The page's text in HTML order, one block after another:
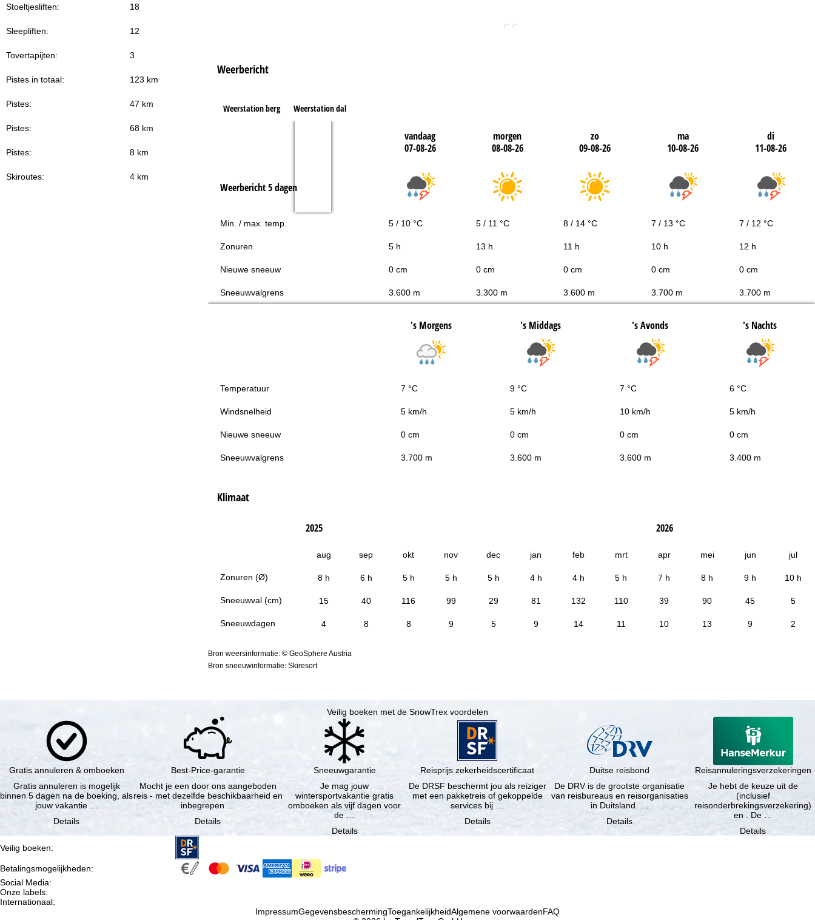
Stoeltjesliften: 18
Sleepliften: 12
Tovertapijten: 3
Pistes in totaal: 123 km
Pistes: 47 km
Pistes: 68 km
Pistes: 8 km
Skiroutes: 4 km
Weerbericht
Weerstation berg Weerstation dal
vandaag
07-08-26
morgen
08-08-26
zo
09-08-26
ma
10-08-26
di
11-08-26
Weerbericht 5 dagen
Min. / max. temp. 5 / 10 °C 5 / 11 °C 8 / 14 °C 7 / 13 °C 7 / 12 °C
Zonuren 5 h 13 h 11 h 10 h 12 h
Nieuwe sneeuw 0 cm 0 cm 0 cm 0 cm 0 cm
Sneeuwvalgrens 3.600 m 3.300 m 3.600 m 3.700 m 3.700 m
's Morgens 's Middags 's Avonds 's Nachts
Temperatuur 7 °C 9 °C 7 °C 6 °C
Windsnelheid 5 km/h 5 km/h 10 km/h 5 km/h
Nieuwe sneeuw 0 cm 0 cm 0 cm 0 cm
Sneeuwvalgrens 3.700 m 3.600 m 3.600 m 3.400 m
Klimaat
Zonuren (Ø)
Sneeuwval (cm)
Sneeuwdagen
2025 2026
aug sep okt nov dec jan feb mrt apr mei jun jul
8 h 6 h 5 h 5 h 5 h 4 h 4 h 5 h 7 h 8 h 9 h 10 h
15 40 116 99 29 81 132 110 39 90 45 5
4 8 8 9 5 9 14 11 10 13 9 2
Bron weersinformatie: © GeoSphere Austria
Bron sneeuwinformatie: Skiresort
Veilig boeken met de SnowTrex voordelen
Gratis annuleren & omboeken
Gratis annuleren is mogelijk
binnen 5 dagen na de boeking, als
jouw vakantie …
Details
Best-Price-garantie
Mocht je een door ons aangeboden
reis - met dezelfde beschikbaarheid en
inbegrepen …
Details
Sneeuwgarantie
Je mag jouw
wintersportvakantie gratis
omboeken als vijf dagen voor
de …
Details
Reisprijs zekerheidscertificaat
De DRSF beschermt jou als reiziger
met een pakketreis of gekoppelde
services bij …
Details
Duitse reisbond
De DRV is de grootste organisatie
van reisbureaus en reisorganisaties
in Duitsland. …
Details
Reisannuleringsverzekeringen
Je hebt de keuze uit de
(inclusief
reisonderbrekingsverzekering)
en . De …
Details
Veilig boeken:
Betalingsmogelijkheden:
Social Media:
Onze labels:
Internationaal:
ImpressumGegevensbeschermingToegankelijkheidAlgemene voorwaardenFAQ